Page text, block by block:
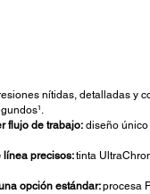
nítidas, detalladas y
flujo de trabajo:diseño único
línea precisos:tinta
opción estándar:procesa